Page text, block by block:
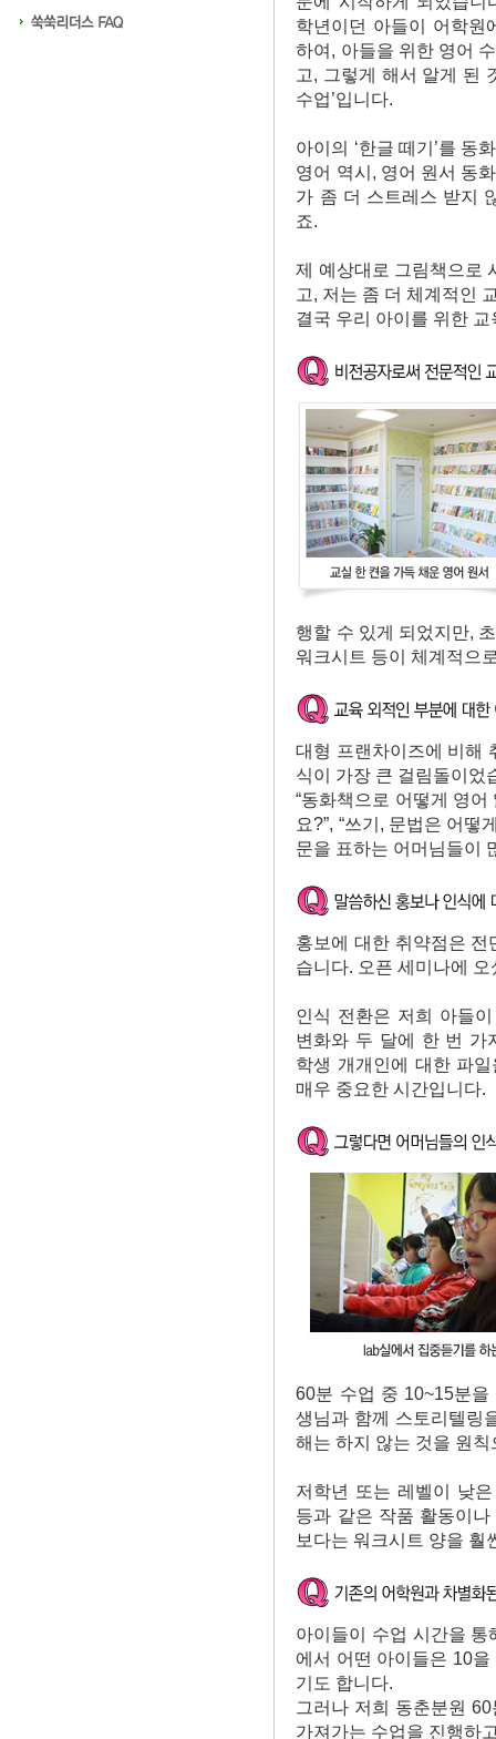
학년이던 아들이 어학원
하여, 아들을 위한 영어
고, 그렇게 해서 알게 된
수업’입니다.
아이의 ‘한글 떼기’를 동
영어 역시, 영어 원서 동
가 좀 더 스트레스 받지
죠.
제 예상대로 그림책으로
고, 저는 좀 더 체계적인
결국 우리 아이를 위한
행할 수 있게 되었지만,
워크시트 등이 체계적으
대형 프랜차이즈에 비해
식이 가장 큰 걸림돌이었
“동화책으로 어떻게 영어
요?”, “쓰기, 문법은 어떻
문을 표하는 어머님들이
홍보에 대한 취약점은
습니다. 오픈 세미나에
인식 전환은 저희 아들
변화와 두 달에 한 번 가
학생 개개인에 대한 파
매우 중요한 시간입니다.
60분 수업 중 10~15분
생님과 함께 스토리텔링
해는 하지 않는 것을 원칙
저학년 또는 레벨이 낮
등과 같은 작품 활동이
보다는 워크시트 양을 훨
아이들이 수업 시간을
에서 어떤 아이들은 10
기도 합니다.
그러나 저희 동춘분원
가져가는 수업을 진행하